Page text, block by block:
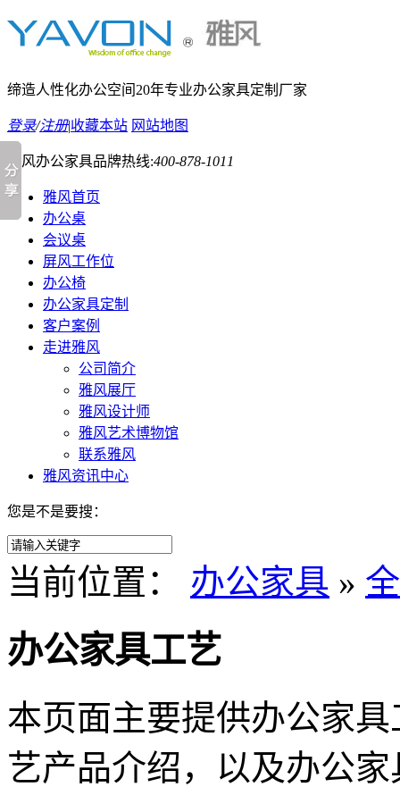
缔造人性化办公空间 20年专业办公家具定制厂家
登录/注册|收藏本站 网站地图
雅风办公家具品牌热线:400-878-1011
雅风首页
办公桌
会议桌
屏风工作位
办公椅
办公家具定制
客户案例
走进雅风
公司简介
雅风展厅
雅风设计师
雅风艺术博物馆
联系雅风
雅风资讯中心
您是不是要搜：
当前位置： 办公家具 »
办公家具工艺
本页面主要提供办公家具
艺产品介绍，以及办公